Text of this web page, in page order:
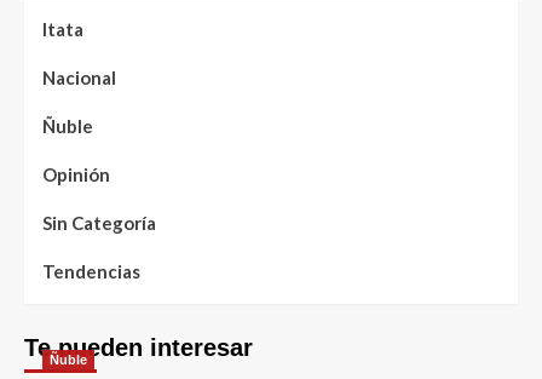
Itata
Nacional
Ñuble
Opinión
Sin Categoría
Tendencias
Te pueden interesar
Ñuble